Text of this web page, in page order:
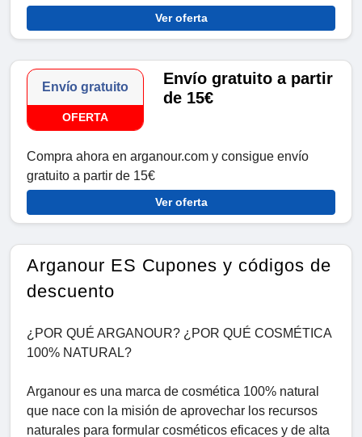
Ver oferta
Envío gratuito
OFERTA
Envío gratuito a partir
de 15€
Compra ahora en arganour.com y consigue envío
gratuito a partir de 15€
Ver oferta
Arganour ES Cupones y códigos de
descuento
¿POR QUÉ ARGANOUR? ¿POR QUÉ COSMÉTICA
100% NATURAL?
Arganour es una marca de cosmética 100% natural
que nace con la misión de aprovechar los recursos
naturales para formular cosméticos eficaces y de alta